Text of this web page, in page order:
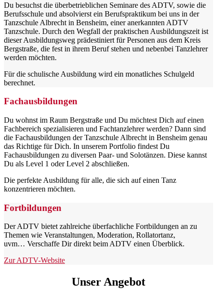
Du besuchst die überbetrieblichen Seminare des ADTV, sowie die
Berufsschule und absolvierst ein Berufspraktikum bei uns in der
Tanzschule Albrecht in Bensheim, einer anerkannten ADTV
Tanzschule. Durch den Wegfall der praktischen Ausbildungszeit ist
dieser Ausbildungsweg prädestiniert für Personen aus dem Kreis
Bergstraße, die fest in ihrem Beruf stehen und nebenbei Tanzlehrer
werden möchten.
Für die schulische Ausbildung wird ein monatliches Schulgeld
berechnet.
Fachaus­bildungen
Du wohnst im Raum Bergstraße und Du möchtest Dich auf einen
Fachbereich spezialisieren und Fachtanzlehrer werden? Dann sind
die Fachausbildungen der Tanzschule Albrecht in Bensheim genau
das Richtige für Dich. In unserem Portfolio findest Du
Fachausbildungen zu diversen Paar- und Solotänzen. Diese kannst
Du als Level 1 oder Level 2 abschließen.
Die perfekte Ausbildung für alle, die sich auf einen Tanz
konzentrieren möchten.
Fort­bildungen
Der ADTV bietet zahlreiche überfachliche Fortbildungen an zu
Themen wie Veranstaltungen, Moderation, Rollatortanz,
uvm… Verschaffe Dir direkt beim ADTV einen Überblick.
Zur ADTV-Website
Unser Angebot